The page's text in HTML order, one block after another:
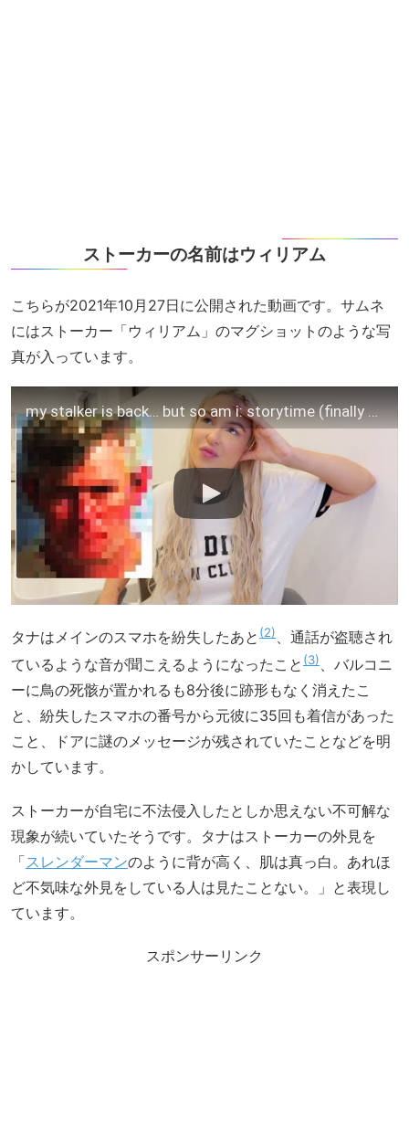
ストーカーの名前はウィリアム
こちらが2021年10月27日に公開された動画です。サムネ
にはストーカー「ウィリアム」のマグショットのような写
真が入っています。
my stalker is back… but so am i: storytime (finally exposing his identity)
タナはメインのスマホを紛失したあと 2 、通話が盗聴され
ているような音が聞こえるようになったこと 3 、バルコニ
ーに鳥の死骸が置かれるも8分後に跡形もなく消えたこ
と、紛失したスマホの番号から元彼に35回も着信があった
こと、ドアに謎のメッセージが残されていたことなどを明
かしています。
ストーカーが自宅に不法侵入したとしか思えない不可解な
現象が続いていたそうです。タナはストーカーの外見を
「スレンダーマンのように背が高く、肌は真っ白。あれほ
ど不気味な外見をしている人は見たことない。」と表現し
ています。
スポンサーリンク